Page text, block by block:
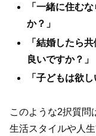
「一緒に住む
か？」
「結婚したら
良いですか？」
「子どもは欲
このような2択質問
生活スタイルや人